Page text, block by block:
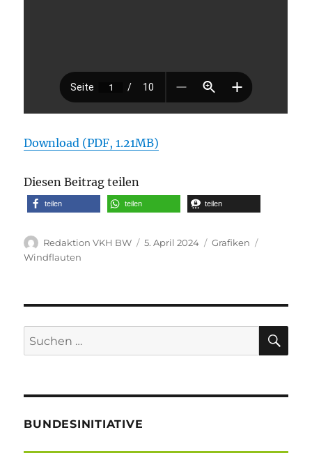
Download (PDF, 1.21MB)
Diesen Beitrag teilen
teilen teilen teilen
Autor
Redaktion VKH BW
Veröffentlicht
5. April 2024 Kategorien
Grafiken
Windflauten
Suche
nach:
BUNDESINITIATIVE